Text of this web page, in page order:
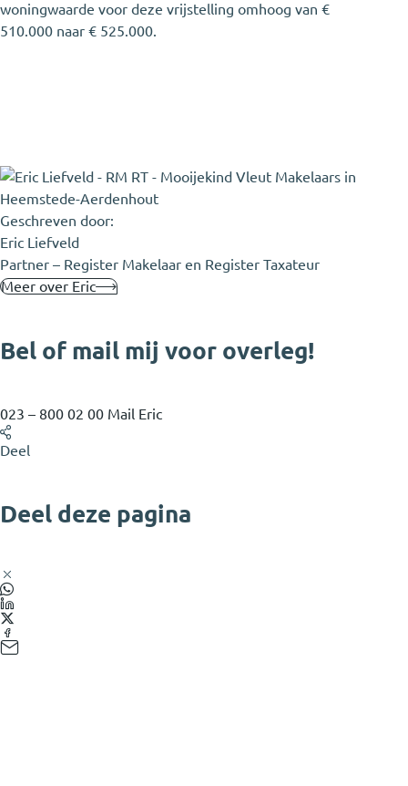
woningwaarde voor deze vrijstelling omhoog van €
510.000 naar € 525.000.
Geschreven door:
Eric Liefveld
Partner – Register Makelaar en Register Taxateur
Meer over Eric
Bel of mail mij voor overleg!
023 – 800 02 00 Mail Eric
Deel
Deel deze pagina